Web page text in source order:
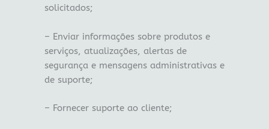
solicitados;
– Enviar informações sobre produtos e
serviços, atualizações, alertas de
segurança e mensagens administrativas e
de suporte;
– Fornecer suporte ao cliente;